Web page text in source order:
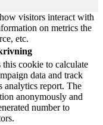
visitors interact with
on metrics the
etc.
cookie to calculate
data and track
analytics report. The
anonymously and
number to